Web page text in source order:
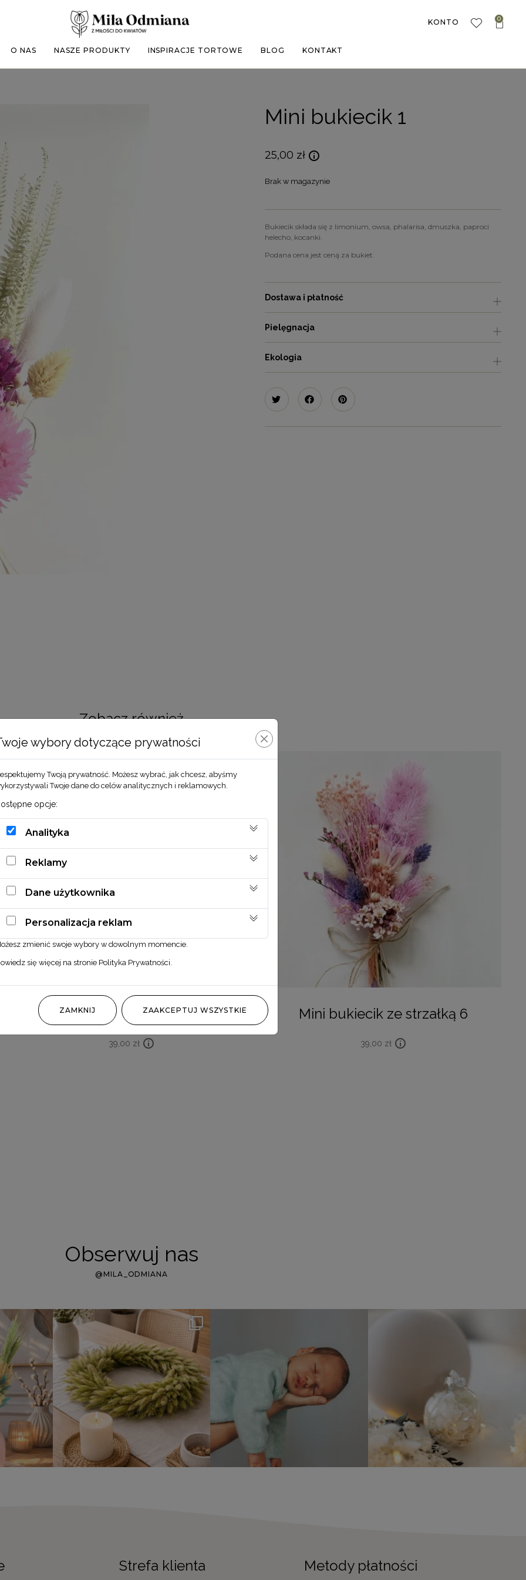
O NAS NASZE PRODUKTY INSPIRACJE TORTOWE BLOG KONTAKT
KONTO 0
Mini bukiecik 1
25,00 zł
Brak w magazynie
Bukiecik składa się z limonium, owsa, phalarisa, dmuszka, paproci
helecho, kocanki.
Podana cena jest ceną za bukiet.
Dostawa i płatność
Pielęgnacja
Ekologia
Zobacz również
Mini bukiecik ze strzałką 8
39,00 zł
Mini bukiecik ze strzałką 6
39,00 zł
Obserwuj nas
@MILA_ODMIANA
Strefa klienta Metody płatności
wybory dotyczące prywatności
Twoją prywatność. Możesz wybrać, jak chcesz, abyśmy
Twoje dane do celów analitycznych i reklamowych.
opcje:
Analityka
Reklamy
Dane użytkownika
Personalizacja reklam
zmienić swoje wybory w dowolnym momencie.
się więcej na stronie Polityka Prywatności.
ZAMKNIJ ZAAKCEPTUJ WSZYSTKIE